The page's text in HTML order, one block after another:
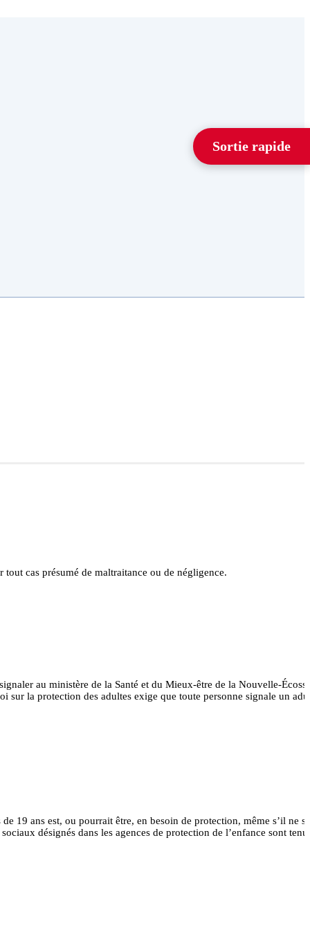
cas présumé de maltraitance ou de négligence.
au ministère de la Santé et du Mieux-être de la Nouvelle-
la protection des adultes exige que toute personne signale un
19 ans est, ou pourrait être, en besoin de protection, même s’il ne
désignés dans les agences de protection de l’enfance sont
Sortie rapide